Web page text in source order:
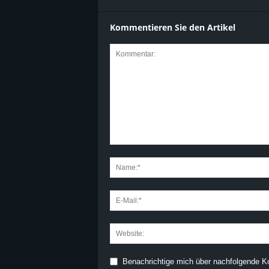
Kommentieren Sie den Artikel
Benachrichtige mich über nachfolgende